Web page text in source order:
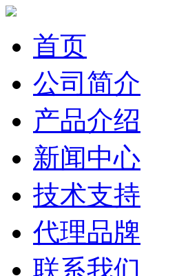
首页
公司简介
产品介绍
新闻中心
技术支持
代理品牌
联系我们